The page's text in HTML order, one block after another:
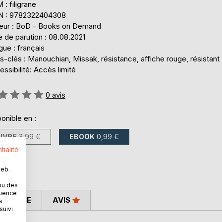
: filigrane
: 9782322404308
: BoD - Books on Demand
de parution : 08.08.2021
: français
clés : Manouchian, Missak, résistance, affiche rouge, résistant
Accès limité
0 avis
en :
3,99 € EBOOK 0,99 €
AVIS
des